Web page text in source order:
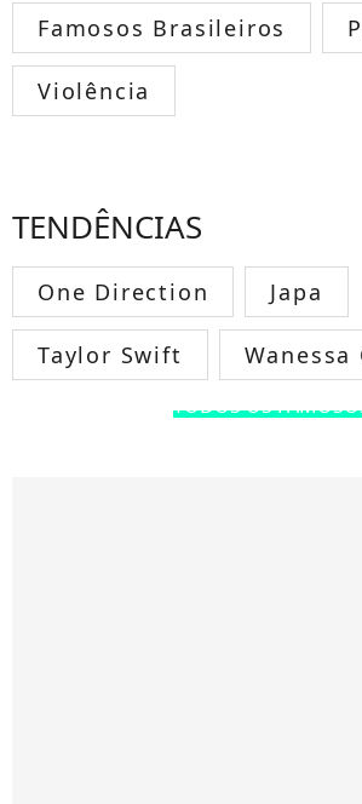
Famosos Brasileiros
Violência
TENDÊNCIAS
One Direction Japa
Taylor Swift Wanessa
TODOS OS